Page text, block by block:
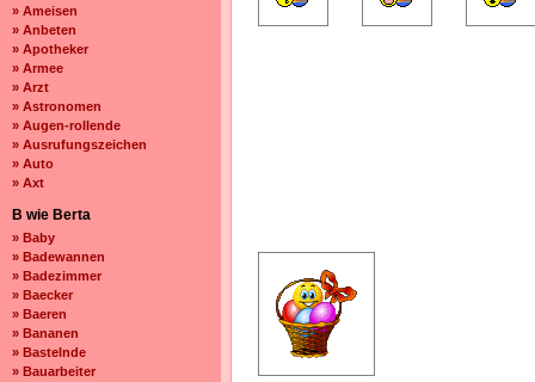
» Ameisen
» Anbeten
» Apotheker
» Armee
» Arzt
» Astronomen
» Augen-rollende
» Ausrufungszeichen
» Auto
» Axt
B wie Berta
» Baby
» Badewannen
» Badezimmer
» Baecker
» Baeren
» Bananen
» Bastelnde
» Bauarbeiter